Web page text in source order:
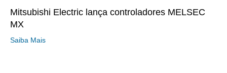
Mitsubishi Electric lança controladores MELSEC
MX
Saiba Mais